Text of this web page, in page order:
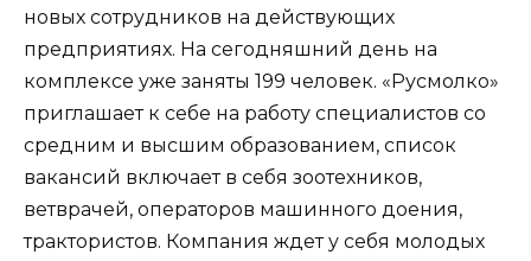
новых сотрудников на действующих
предприятиях. На сегодняшний день на
комплексе уже заняты 199 человек. «Русмолко»
приглашает к себе на работу специалистов со
средним и высшим образованием, список
вакансий включает в себя зоотехников,
ветврачей, операторов машинного доения,
трактористов. Компания ждет у себя молодых